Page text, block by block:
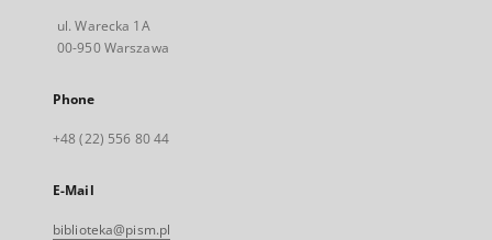
ul. Warecka 1A
00-950 Warszawa
Phone
+48 (22) 556 80 44
E-Mail
biblioteka@pism.pl